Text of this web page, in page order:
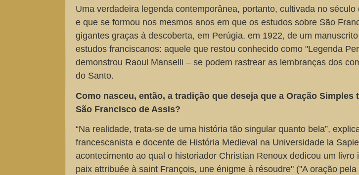
Uma verdadeira legenda contemporânea, portanto, cultivada no
e que se formou nos mesmos anos em que os estudos sobre São
gigantes graças à descoberta, em Perúgia, em 1922, de um
estudos franciscanos: aquele que restou conhecido como "Legenda
demonstrou Raoul Manselli – se podem rastrear as lembranças dos
do Santo.
Como nasceu, então, a tradição que deseja que a Oração
São Francisco de Assis?
“Na realidade, trata-se de uma história tão singular quanto bela”,
francescanista e docente de História Medieval na Universidade la
acontecimento ao qual o historiador Christian Renoux dedicou um livro
paix attribuée à saint François, une énigme à résoudre" ("A oração